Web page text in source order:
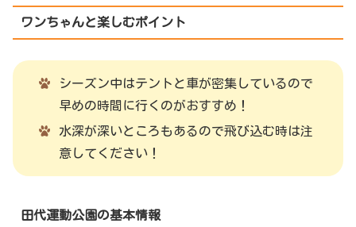
ワンちゃんと楽しむポイント
シーズン中はテントと車が密集しているので
早めの時間に行くのがおすすめ！
水深が深いところもあるので飛び込む時は注
意してください！
田代運動公園の基本情報